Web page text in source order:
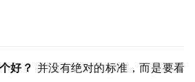
好？ 并没有绝对的标准，而是要看